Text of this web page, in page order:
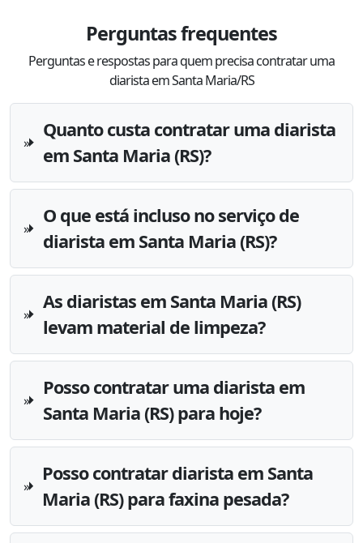
Perguntas frequentes
Perguntas e respostas para quem precisa contratar uma
diarista em Santa Maria/RS
Quanto custa contratar uma diarista
em Santa Maria (RS)?
O que está incluso no serviço de
diarista em Santa Maria (RS)?
As diaristas em Santa Maria (RS)
levam material de limpeza?
Posso contratar uma diarista em
Santa Maria (RS) para hoje?
Posso contratar diarista em Santa
Maria (RS) para faxina pesada?